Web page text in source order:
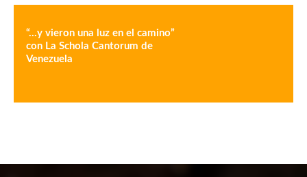
“…y vieron una luz en el camino”
con La Schola Cantorum de
Venezuela